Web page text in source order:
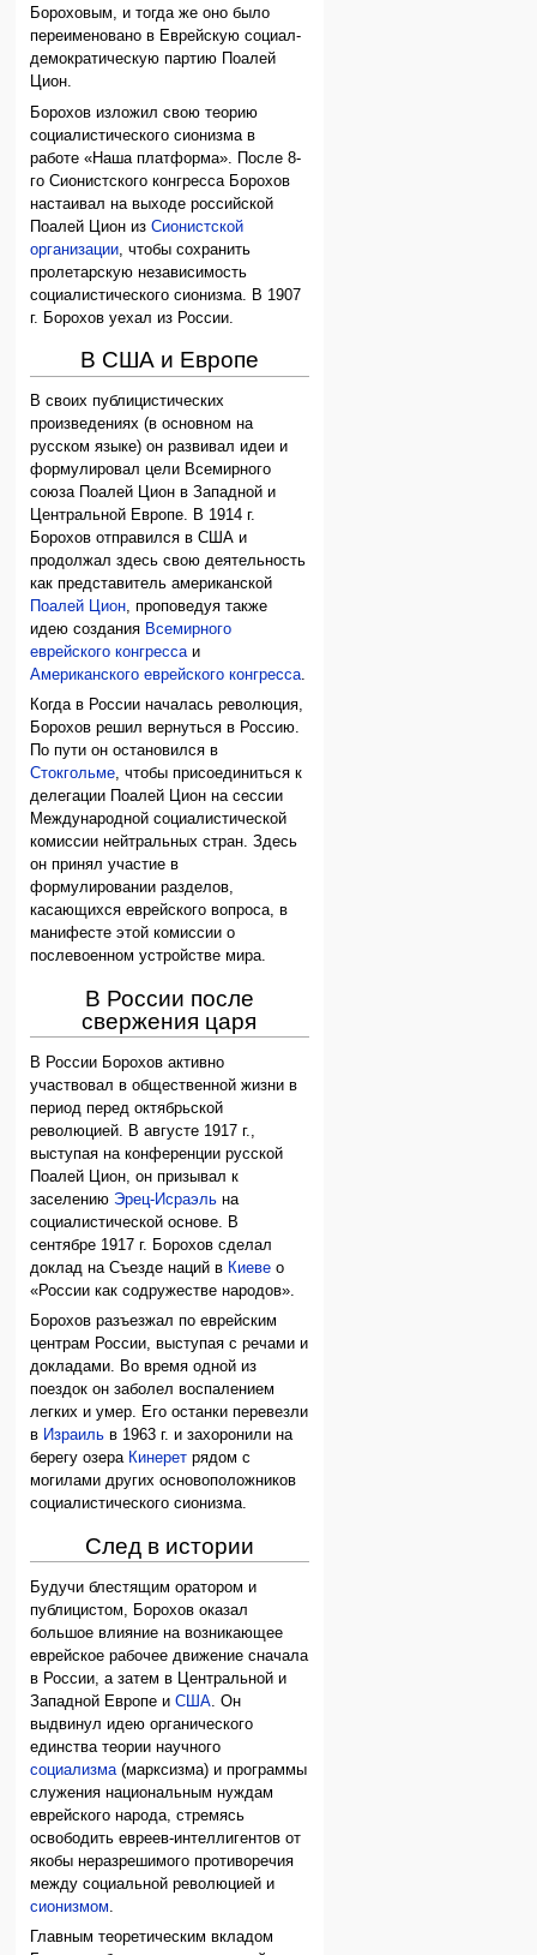
Бороховым, и тогда же оно было
переименовано в Еврейскую социал-
демократическую партию Поалей
Цион.
Борохов изложил свою теорию
социалистического сионизма в
работе «Наша платформа». После 8-
го Сионистского конгресса Борохов
настаивал на выходе российской
Поалей Цион изСионистской
организации , чтобы сохранить
пролетарскую независимость
социалистического сионизма. В 1907
г. Борохов уехал из России.
В США и Европе
В своих публицистических
произведениях (в основном на
русском языке) он развивал идеи и
формулировал цели Всемирного
союза Поалей Цион в Западной и
Центральной Европе. В 1914 г.
Борохов отправился в США и
продолжал здесь свою деятельность
как представитель американской
Поалей Цион, проповедуя также
идею создания Всемирного
еврейского конгрессаи
Американского еврейского конгресса.
Когда в России началась революция,
Борохов решил вернуться в Россию.
По пути он остановился в
Стокгольме, чтобы присоединиться к
делегации Поалей Цион на сессии
Международной социалистической
комиссии нейтральных стран. Здесь
он принял участие в
формулировании разделов,
касающихся еврейского вопроса, в
манифесте этой комиссии о
послевоенном устройстве мира.
В России после
свержения царя
В России Борохов активно
участвовал в общественной жизни в
период перед октябрьской
революцией. В августе 1917 г.,
выступая на конференции русской
Поалей Цион, он призывал к
заселению Эрец-Исраэль на
социалистической основе. В
сентябре 1917 г. Борохов сделал
доклад на Съезде наций в Киеве о
«России как содружестве народов».
Борохов разъезжал по еврейским
центрам России, выступая с речами и
докладами. Во время одной из
поездок он заболел воспалением
легких и умер. Его останки перевезли
в Израиль в 1963 г. и захоронили на
берегу озера Кинерет рядом с
могилами других основоположников
социалистического сионизма.
След в истории
Будучи блестящим оратором и
публицистом, Борохов оказал
большое влияние на возникающее
еврейское рабочее движение сначала
в России, а затем в Центральной и
Западной Европе иСША . Он
выдвинул идею органического
единства теории научного
социализма (марксизма) и программы
служения национальным нуждам
еврейского народа, стремясь
освободить евреев-интеллигентов от
якобы неразрешимого противоречия
между социальной революцией и
сионизмом
Главным теоретическим вкладом